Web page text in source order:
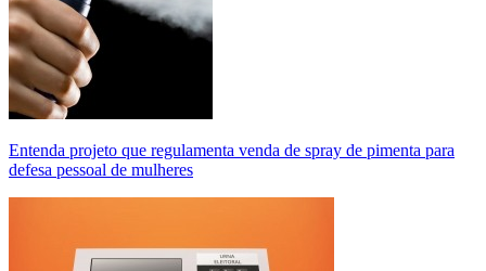
Entenda projeto que regulamenta venda de spray de pimenta para
defesa pessoal de mulheres